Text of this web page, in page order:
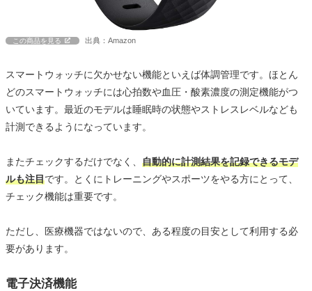
この商品を見る 出典：Amazon
スマートウォッチに欠かせない機能といえば体調管理です。ほとん
どのスマートウォッチには心拍数や血圧・酸素濃度の測定機能がつ
いています。最近のモデルは睡眠時の状態やストレスレベルなども
計測できるようになっています。
またチェックするだけでなく、 自動的に計測結果を記録できるモデ
ルも注目です。とくにトレーニングやスポーツをやる方にとって、
チェック機能は重要です。
ただし、医療機器ではないので、ある程度の目安として利用する必
要があります。
電子決済機能